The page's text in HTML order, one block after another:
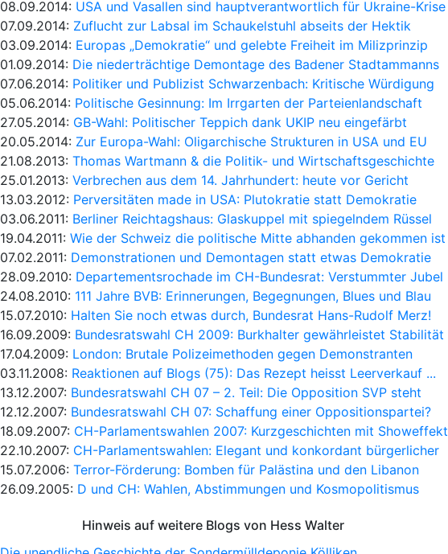
08.09.2014: USA und Vasallen sind hauptverantwortlich für Ukraine-Krise
07.09.2014: Zuflucht zur Labsal im Schaukelstuhl abseits der Hektik
03.09.2014: Europas „Demokratie“ und gelebte Freiheit im Milizprinzip
01.09.2014: Die niederträchtige Demontage des Badener Stadtammanns
07.06.2014: Politiker und Publizist Schwarzenbach: Kritische Würdigung
05.06.2014: Politische Gesinnung: Im Irrgarten der Parteienlandschaft
27.05.2014: GB-Wahl: Politischer Teppich dank UKIP neu eingefärbt
20.05.2014: Zur Europa-Wahl: Oligarchische Strukturen in USA und EU
21.08.2013: Thomas Wartmann & die Politik- und Wirtschaftsgeschichte
25.01.2013: Verbrechen aus dem 14. Jahrhundert: heute vor Gericht
13.03.2012: Perversitäten made in USA: Plutokratie statt Demokratie
03.06.2011: Berliner Reichtagshaus: Glaskuppel mit spiegelndem Rüssel
19.04.2011: Wie der Schweiz die politische Mitte abhanden gekommen ist
07.02.2011: Demonstrationen und Demontagen statt etwas Demokratie
28.09.2010: Departementsrochade im CH-Bundesrat: Verstummter Jubel
24.08.2010: 111 Jahre BVB: Erinnerungen, Begegnungen, Blues und Blau
15.07.2010: Halten Sie noch etwas durch, Bundesrat Hans-Rudolf Merz!
16.09.2009: Bundesratswahl CH 2009: Burkhalter gewährleistet Stabilität
17.04.2009: London: Brutale Polizeimethoden gegen Demonstranten
03.11.2008: Reaktionen auf Blogs (75): Das Rezept heisst Leerverkauf ...
13.12.2007: Bundesratswahl CH 07 – 2. Teil: Die Opposition SVP steht
12.12.2007: Bundesratswahl CH 07: Schaffung einer Oppositionspartei?
18.09.2007: CH-Parlamentswahlen 2007: Kurzgeschichten mit Showeffekt
22.10.2007: CH-Parlamentswahlen: Elegant und konkordant bürgerlicher
15.07.2006: Terror-Förderung: Bomben für Palästina und den Libanon
26.09.2005: D und CH: Wahlen, Abstimmungen und Kosmopolitismus
Hinweis auf weitere Blogs von Hess Walter